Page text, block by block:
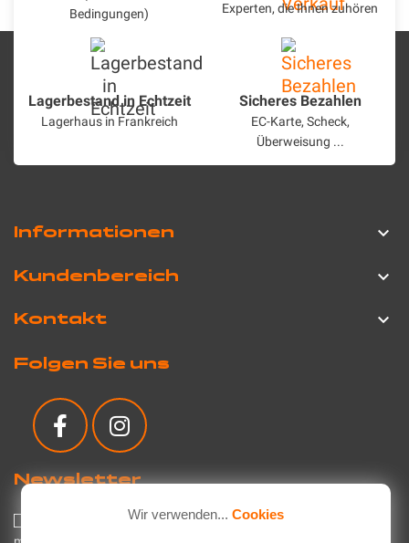
Bedingungen)
Experten, die Ihnen zuhören
Lagerbestand in Echtzeit
Lagerhaus in Frankreich
Sicheres Bezahlen
EC-Karte, Scheck,
Überweisung ...
Informationen 
Kundenbereich 
Folgen Sie uns
Newsletter
Ich stimme der Datenschutzerklärung für die Verwendung
Kontakt 
Wir verwenden... Cookies